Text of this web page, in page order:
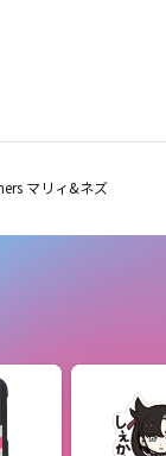
マリィ&ネズ